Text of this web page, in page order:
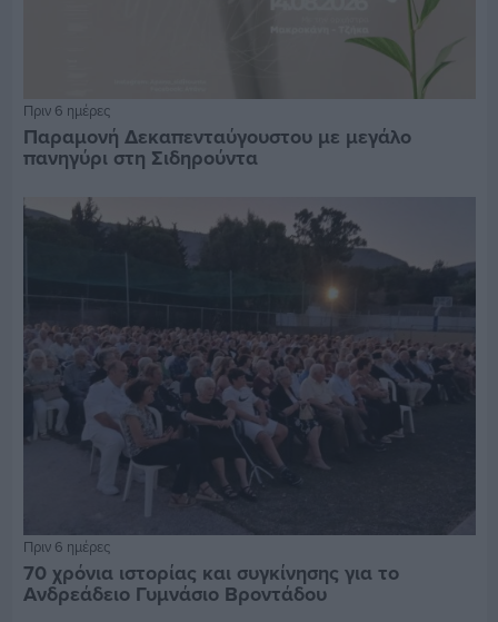
Πριν 6 ημέρες
Παραμονή Δεκαπενταύγουστου με μεγάλο
πανηγύρι στη Σιδηρούντα
Πριν 6 ημέρες
70 χρόνια ιστορίας και συγκίνησης για το
Ανδρεάδειο Γυμνάσιο Βροντάδου